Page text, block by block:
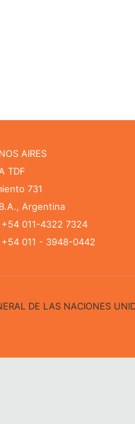
AIRES
TDF
731
Argentina
011-4322 7324
+54 011 - 3948-0442
DE LAS NACIONES